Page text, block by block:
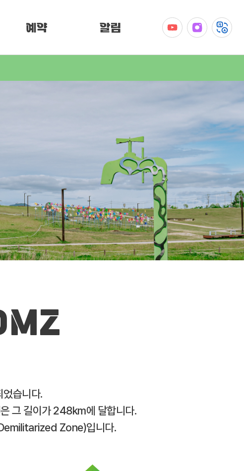
예약 알림
습니다.
그 길이가 248km에 달합니다.
Zone)입니다.